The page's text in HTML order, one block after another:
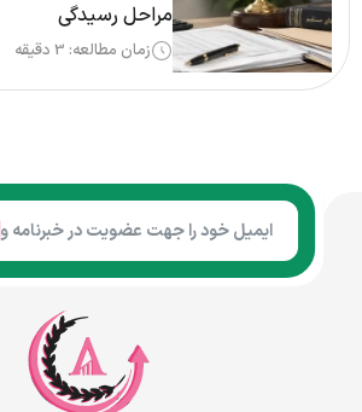
مراحل رسیدگی
زمان مطالعه: 3 دقیقه